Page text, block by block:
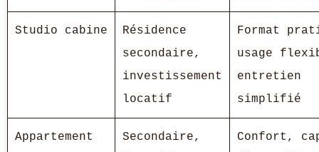
Studio cabine
Résidence
secondaire,
investissement
locatif
Format
usage
entretien
simplifié
Appartement
Secondaire,
Confort,